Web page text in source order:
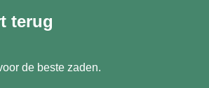
terug
de beste zaden.